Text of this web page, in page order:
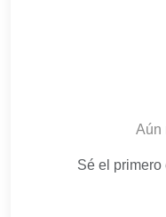
Aún
Sé el primero